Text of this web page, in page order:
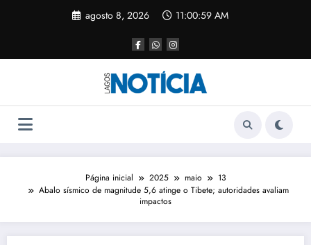
agosto 8, 2026 11:00:59 AM
Página inicial 2025 maio
13
Abalo sísmico de magnitude 5,6 atinge o Tibete; autoridades avaliam
impactos